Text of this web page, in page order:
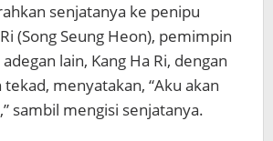
senjatanya ke penipu
(Song Seung Heon), pemimpin
lain, Kang Ha Ri, dengan
menyatakan, “Aku akan
sambil mengisi senjatanya.